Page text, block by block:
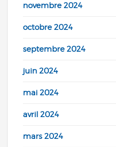
novembre 2024
octobre 2024
septembre 2024
juin 2024
mai 2024
avril 2024
mars 2024